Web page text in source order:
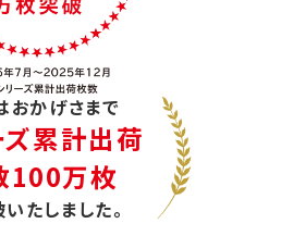
おかげさまで
ズ累計出荷
100万枚
たしました。